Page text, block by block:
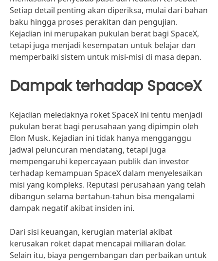
Setiap detail penting akan diperiksa, mulai dari bahan
baku hingga proses perakitan dan pengujian.
Kejadian ini merupakan pukulan berat bagi SpaceX,
tetapi juga menjadi kesempatan untuk belajar dan
memperbaiki sistem untuk misi-misi di masa depan.
Dampak terhadap SpaceX
Kejadian meledaknya roket SpaceX ini tentu menjadi
pukulan berat bagi perusahaan yang dipimpin oleh
Elon Musk. Kejadian ini tidak hanya mengganggu
jadwal peluncuran mendatang, tetapi juga
mempengaruhi kepercayaan publik dan investor
terhadap kemampuan SpaceX dalam menyelesaikan
misi yang kompleks. Reputasi perusahaan yang telah
dibangun selama bertahun-tahun bisa mengalami
dampak negatif akibat insiden ini.
Dari sisi keuangan, kerugian material akibat
kerusakan roket dapat mencapai miliaran dolar.
Selain itu, biaya pengembangan dan perbaikan untuk